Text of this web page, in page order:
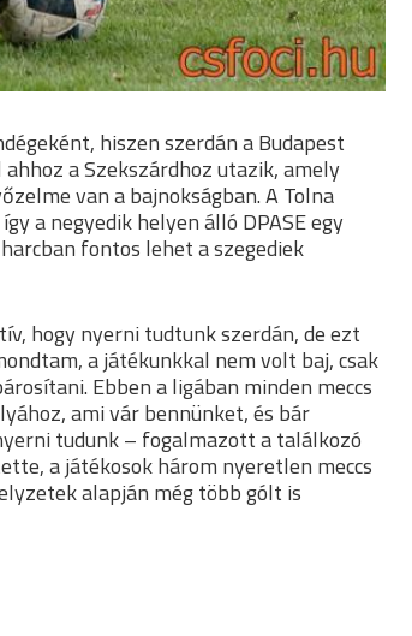
hiszen szerdán a Budapest
a Szekszárdhoz utazik, amely
van a bajnokságban. A Tolna
a negyedik helyen álló DPASE egy
fontos lehet a szegediek
hogy nyerni tudtunk szerdán, de ezt
a játékunkkal nem volt baj, csak
Ebben a ligában minden meccs
ami vár bennünket, és bár
tudunk – fogalmazott a találkozó
a játékosok három nyeretlen meccs
alapján még több gólt is